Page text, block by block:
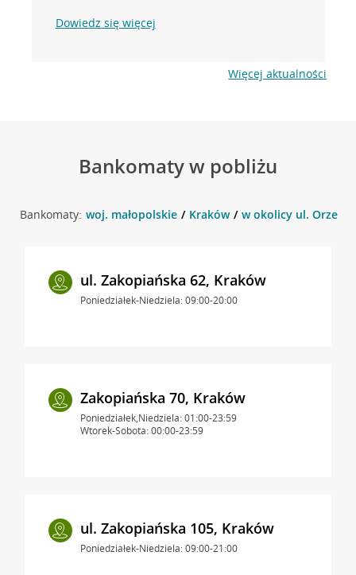
Dowiedz się więcej
Więcej aktualności
Bankomaty w pobliżu
Bankomaty: woj. małopolskie Kraków w okolicy ul.
ul. Zakopiańska 62, Kraków
Poniedziałek-Niedziela: 09:00-20:00
Zakopiańska 70, Kraków
Poniedziałek,Niedziela: 01:00-23:59
Wtorek-Sobota: 00:00-23:59
ul. Zakopiańska 105, Kraków
Poniedziałek-Niedziela: 09:00-21:00